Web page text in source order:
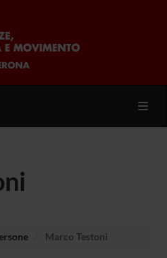
Marco Testoni